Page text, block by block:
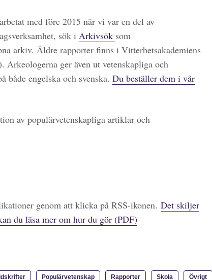
med före 2015 när vi var en del av
sök i Arkivsök som
arkiv. Äldre rapporter finns i Vitterhetsakademiens
Arkeologerna ger även ut vetenskapliga och
både engelska och svenska. Du beställer dem i vår
av populärvetenskapliga artiklar och
genom att klicka på RSS-ikonen. Det skiljer
du läsa mer om hur du gör (PDF)
Populärvetenskap Rapporter Skola Övrigt